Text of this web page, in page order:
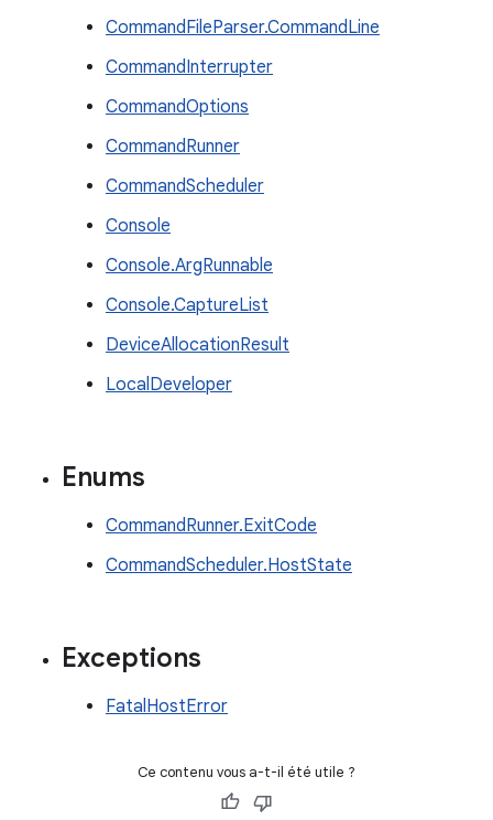
CommandFileParser.CommandLine
CommandInterrupter
CommandOptions
CommandRunner
CommandScheduler
Console
Console.ArgRunnable
Console.CaptureList
DeviceAllocationResult
LocalDeveloper
Enums
CommandRunner.ExitCode
CommandScheduler.HostState
Exceptions
FatalHostError
Ce contenu vous a-t-il été utile ?